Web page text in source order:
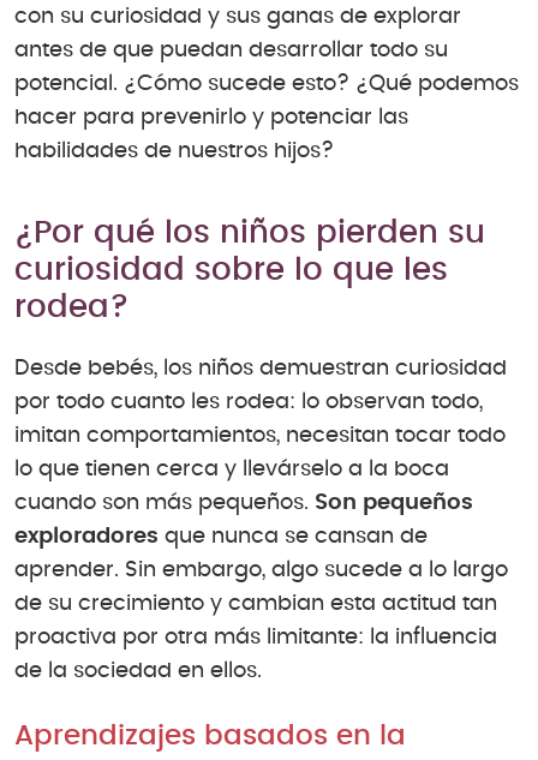
con su curiosidad y sus ganas de explorar
antes de que puedan desarrollar todo su
potencial. ¿Cómo sucede esto? ¿Qué podemos
hacer para prevenirlo y potenciar las
habilidades de nuestros hijos?
¿Por qué los niños pierden su
curiosidad sobre lo que les
rodea?
Desde bebés, los niños demuestran curiosidad
por todo cuanto les rodea: lo observan todo,
imitan comportamientos, necesitan tocar todo
lo que tienen cerca y llevárselo a la boca
cuando son más pequeños. Son pequeños
exploradores que nunca se cansan de
aprender. Sin embargo, algo sucede a lo largo
de su crecimiento y cambian esta actitud tan
proactiva por otra más limitante: la influencia
de la sociedad en ellos.
Aprendizajes basados en la